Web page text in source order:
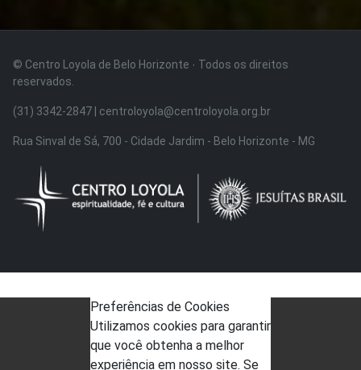
© Centro Loyola de Belo Horizonte · Todos os direitos
reservados.
(31) 3342-2847 | centroloyola@centroloyola.org.br
Rua Sinval de Sá, 700 - Cidade Jardim - Belo Horizonte - MG
Preferências de Cookies
Utilizamos cookies para garantir
que você obtenha a melhor
experiência em nosso site. Se